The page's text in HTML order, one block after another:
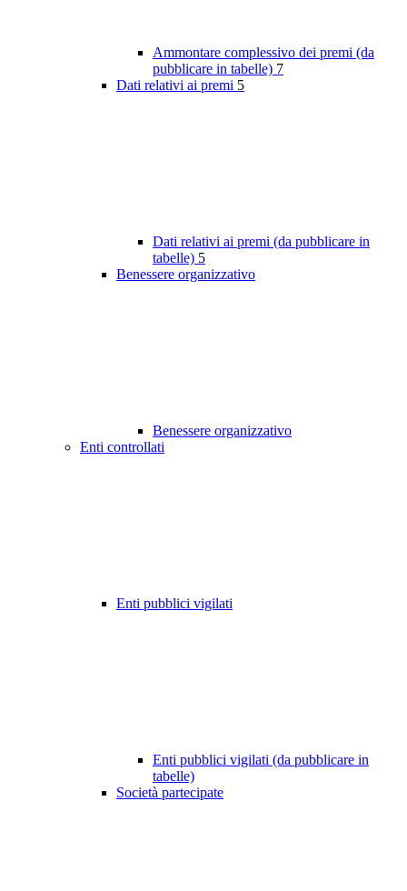
Ammontare complessivo dei premi (da
pubblicare in tabelle) 7
Dati relativi ai premi 5
Dati relativi ai premi (da pubblicare in
tabelle) 5
Benessere organizzativo
Benessere organizzativo
Enti controllati
Enti pubblici vigilati
Enti pubblici vigilati (da pubblicare in
tabelle)
Società partecipate